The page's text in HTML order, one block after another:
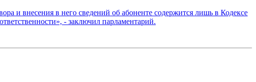
и внесения в него сведений об абоненте содержится лишь в Кодексе
- заключил парламентарий.